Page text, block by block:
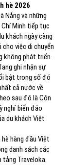
hè 2026
Nẵng và những
Minh tiếp tục
khách ngày càng
việc di chuyển
không phát triển.
ghi nhận sự
bật trong số đó
cả nước về
sau đó là Côn
nghỉ biển đảo
du khách Việt
hàng đầu Việt
danh sách các
Traveloka.